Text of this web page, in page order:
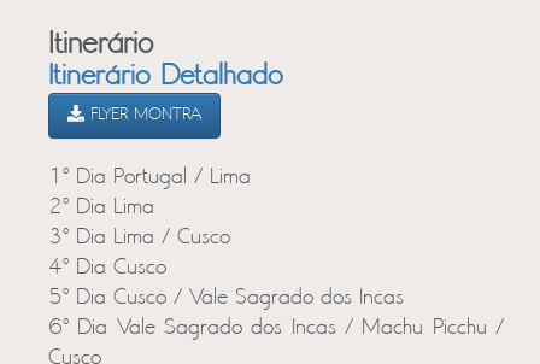
Itinerário
Itinerário Detalhado
FLYER MONTRA
1º Dia Portugal / Lima
2º Dia Lima
3º Dia Lima / Cusco
4º Dia Cusco
5º Dia Cusco / Vale Sagrado dos Incas
6º Dia Vale Sagrado dos Incas / Machu Picchu /
Cusco